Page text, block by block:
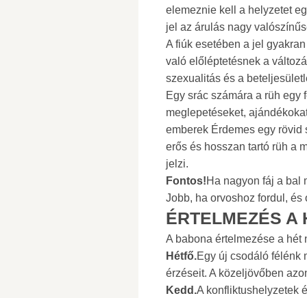
elemeznie kell a helyzetet
jel az árulás nagy
A fiúk esetében a jel
való előléptetésnek a
szexualitás és a
Egy srác számára a rüh egy
meglepetéseket,
emberek Érdemes egy
erős és hosszan tartó rüh a
jelzi.
Fontos!Ha nagyon fáj a bal
Jobb, ha orvoshoz fordul,
ÉRTELMEZÉS A
A babona értelmezése a
Hétfő.Egy új csodáló félénk
érzéseit. A közeljövőben
Kedd.A konfliktushelyzetek